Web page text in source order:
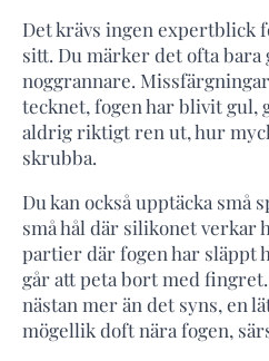
Det krävs ingen expertblick
sitt. Du märker det ofta bara
noggrannare.
tecknet, fogen har blivit gul,
aldrig riktigt ren ut, hur
skrubba.
Du kan också upptäcka små
små hål där silikonet verkar
partier där fogen har släppt
går att peta bort med
nästan mer än det syns, en
mögellik doft nära fogen,